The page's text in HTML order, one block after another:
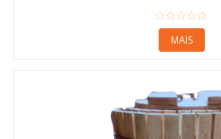
MAIS